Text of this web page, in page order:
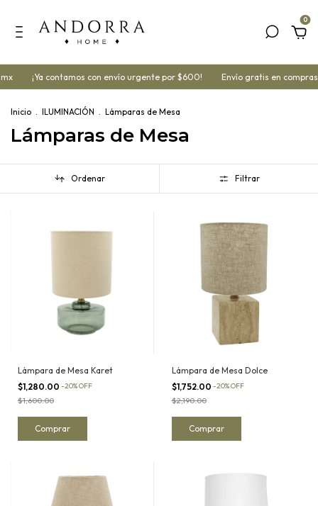
0
¡Ya contamos con envío urgente por $600! Envío gratis en compras
Inicio . ILUMINACIÓN . Lámparas de Mesa
Lámparas de Mesa
Ordenar Filtrar
Lámpara de Mesa Karet
$1,280.00 -20%OFF
$1,600.00
Lámpara de Mesa Dolce
$1,752.00 -20%OFF
$2,190.00